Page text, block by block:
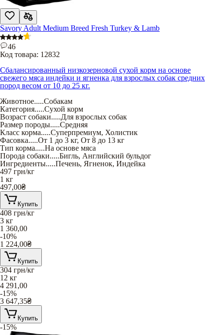
Savory Adult Medium Breed Fresh Turkey & Lamb
46
Код товара: 12832
Сбалансированный низкозерновой сухой корм на основе
свежего мяса индейки и ягненка для взрослых собак средних
пород весом от 10 до 25 кг.
Животное.....Собакам
Категория.....Сухой корм
Возраст собаки.....Для взрослых собак
Размер породы.....Средняя
Класс корма.....Суперпремиум, Холистик
Фасовка.....От 1 до 3 кг, От 8 до 13 кг
Тип корма.....На основе мяса
Порода собаки.....Бигль, Английский бульдог
Ингредиенты.....Печень, Ягненок, Индейка
497 грн/кг
1 кг
497,00₴
Купить
408 грн/кг
3 кг
1 360,00
-10%
1 224,00₴
Купить
304 грн/кг
12 кг
4 291,00
-15%
3 647,35₴
Купить
-15%